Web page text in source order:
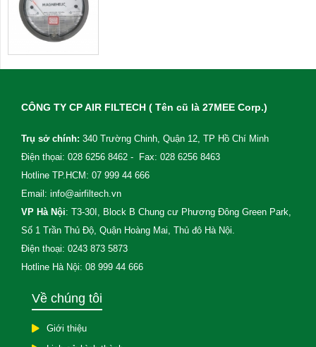
CÔNG TY CP AIR FILTECH ( Tên cũ là 27MEE Corp.)
Trụ sở chính: 340 Trường Chinh, Quận 12, TP Hồ Chí Minh
Điện thọai: 028 6256 8462 - Fax: 028 6256 8463
Hotline TP.HCM: 07 999 44 666
Email: info@airfiltech.vn
VP Hà Nội: T3-30I, Block B Chung cư Phương Đông Green Park,
Số 1 Trần Thủ Độ, Quận Hoàng Mai, Thủ đô Hà Nội.
Điện thoại: 0243 873 5873
Hotline Hà Nội: 08 999 44 666
Về chúng tôi
Giới thiệu